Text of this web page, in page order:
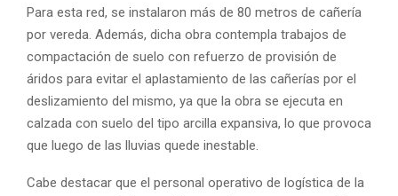
Para esta red, se instalaron más de 80 metros de cañería
por vereda. Además, dicha obra contempla trabajos de
compactación de suelo con refuerzo de provisión de
áridos para evitar el aplastamiento de las cañerías por el
deslizamiento del mismo, ya que la obra se ejecuta en
calzada con suelo del tipo arcilla expansiva, lo que provoca
que luego de las lluvias quede inestable.
Cabe destacar que el personal operativo de logística de la